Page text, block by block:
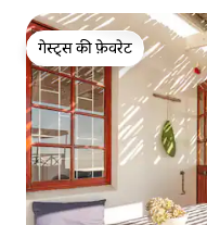
गेस्ट्स की फ़ेवरेट
गेस्ट्स की फ़ेवरेट